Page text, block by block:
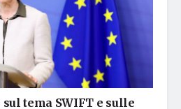
tema SWIFT e sulle